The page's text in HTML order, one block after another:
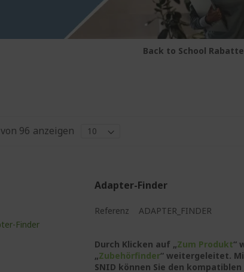
Back to School
von 96 anzeigen
Adapter-Finder
Referenz ADAPTER_FINDER
Durch Klicken auf „Zum Produkt“
„Zubehörfinder“ weitergeleitet.
SNID können Sie den